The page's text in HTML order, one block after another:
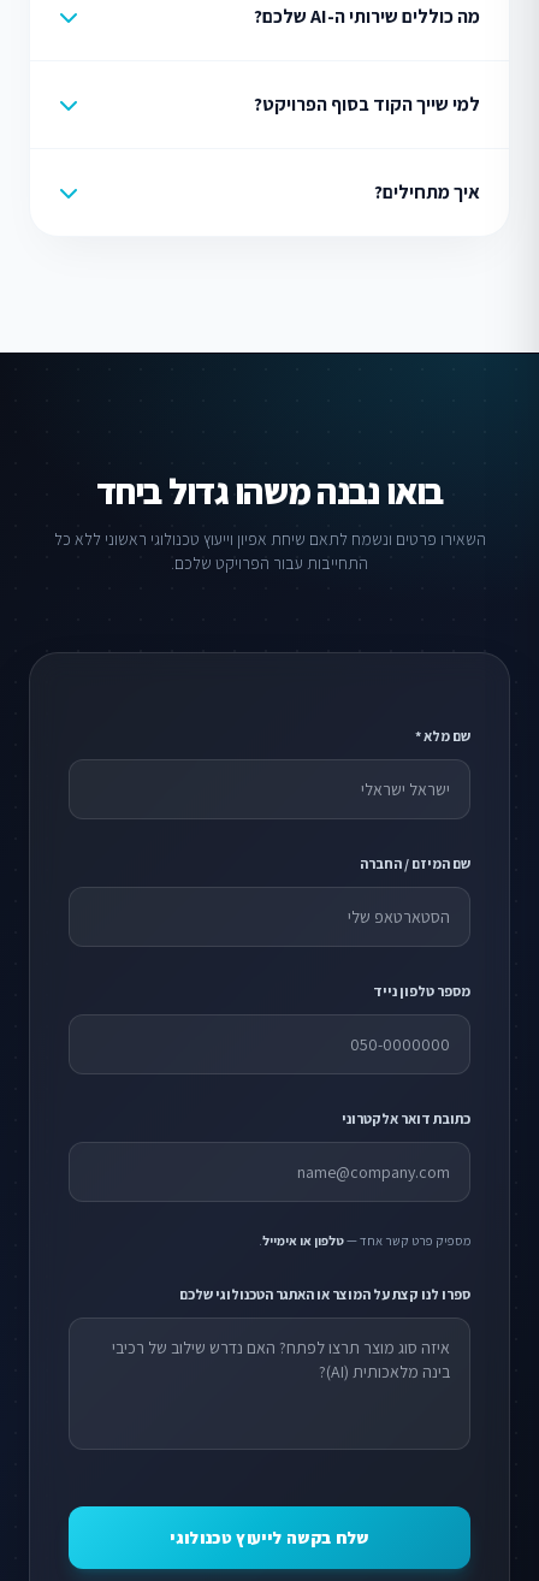
מה כוללים שירותי ה-AI שלכם?
למי שייך הקוד בסוף הפרויקט?
איך מתחילים?
בואו נבנה משהו גדול ביחד
השאירו פרטים ונשמח לתאם שיחת אפיון וייעוץ טכנולוגי ראשוני ללא כל
התחייבות עבור הפרויקט שלכם.
שם מלא *
שם המיזם / החברה
מספר טלפון נייד
כתובת דואר אלקטרוני
מספיק פרט קשר אחד —טלפון או אימייל.
ספרו לנו קצת על המוצר או האתגר הטכנולוגי שלכם
שלח בקשה לייעוץ טכנולוגי